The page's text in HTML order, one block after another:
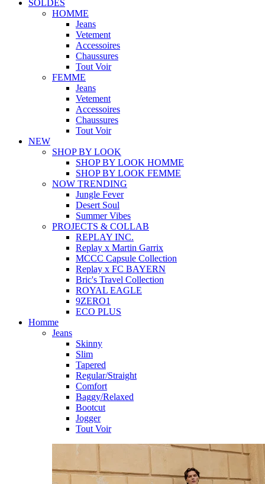
SOLDES
HOMME
Jeans
Vetement
Accessoires
Chaussures
Tout Voir
FEMME
Jeans
Vetement
Accessoires
Chaussures
Tout Voir
NEW
SHOP BY LOOK
SHOP BY LOOK HOMME
SHOP BY LOOK FEMME
NOW TRENDING
Jungle Fever
Desert Soul
Summer Vibes
PROJECTS & COLLAB
REPLAY INC.
Replay x Martin Garrix
MCCC Capsule Collection
Replay x FC BAYERN
Bric's Travel Collection
ROYAL EAGLE
9ZERO1
ECO PLUS
Homme
Jeans
Skinny
Slim
Tapered
Regular/Straight
Comfort
Baggy/Relaxed
Bootcut
Jogger
Tout Voir